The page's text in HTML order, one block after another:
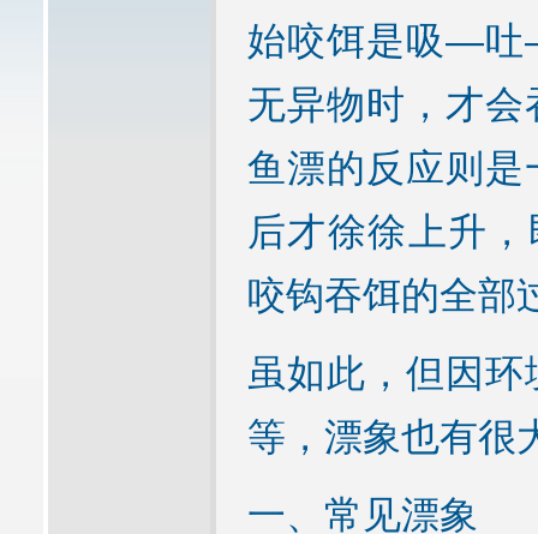
始咬饵是吸—
无异物时，才
鱼漂的反应则
后才徐徐上升
咬钩吞饵的全部
虽如此，但因
等，漂象也有很
一、常见漂象